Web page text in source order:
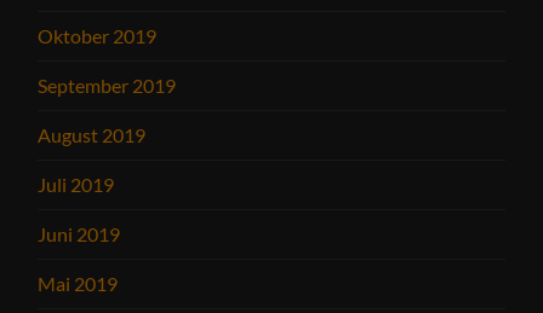
Oktober 2019
September 2019
August 2019
Juli 2019
Juni 2019
Mai 2019